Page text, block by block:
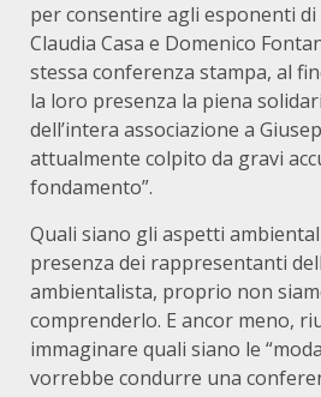
per consentire agli esponenti
Claudia Casa e Domenico
stessa conferenza stampa, al
la loro presenza la piena
dell’intera associazione a
attualmente colpito da gravi
fondamento”.
Quali siano gli aspetti
presenza dei rappresentanti
ambientalista, proprio non
comprenderlo. E ancor meno,
immaginare quali siano le
vorrebbe condurre una